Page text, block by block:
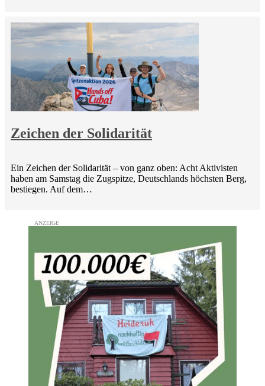
Zeichen der Solidarität
Ein Zeichen der Solidarität – von ganz oben: Acht Aktivisten
haben am Samstag die Zugspitze, Deutschlands höchsten Berg,
bestiegen. Auf dem…